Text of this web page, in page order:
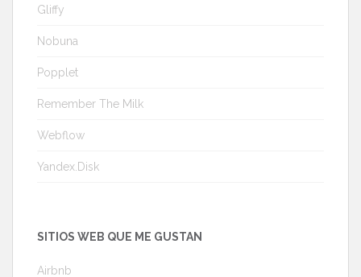
Gliffy
Nobuna
Popplet
Remember The Milk
Webflow
Yandex.Disk
SITIOS WEB QUE ME GUSTAN
Airbnb